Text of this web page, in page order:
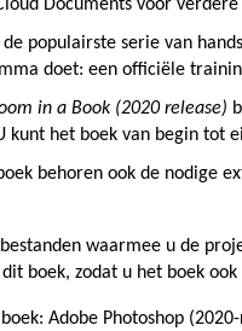
Documents voor
de populairste serie van
doet: een officiële
in a Book (2020 release)
kunt het boek van begin tot
behoren ook de nodige
waarmee u de
boek, zodat u het boek
Adobe Photoshop